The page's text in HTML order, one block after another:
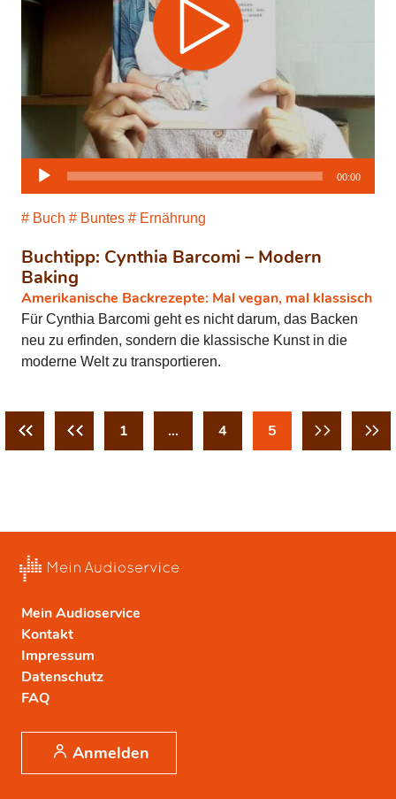
Buchtipp: Cynthia Barcomi – Modern
Baking
Amerikanische Backrezepte: Mal vegan, mal klassisch
Buch Buntes Ernährung
Audio-
00:00
Für Cynthia Barcomi geht es nicht darum, das Backen
neu zu erfinden, sondern die klassische Kunst in die
moderne Welt zu transportieren.
1 … 4 5
Mein Audioservice
Kontakt
Impressum
Datenschutz
FAQ
Anmelden